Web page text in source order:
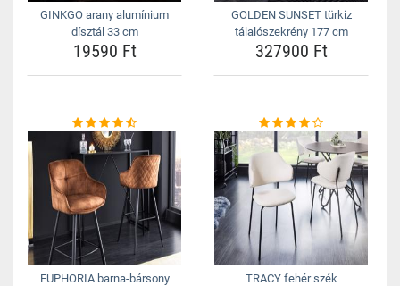
GINKGO arany alumínium
dísztál 33 cm
19590 Ft
GOLDEN SUNSET türkiz
tálalószekrény 177 cm
327900 Ft
EUPHORIA barna-bársony
TRACY fehér szék